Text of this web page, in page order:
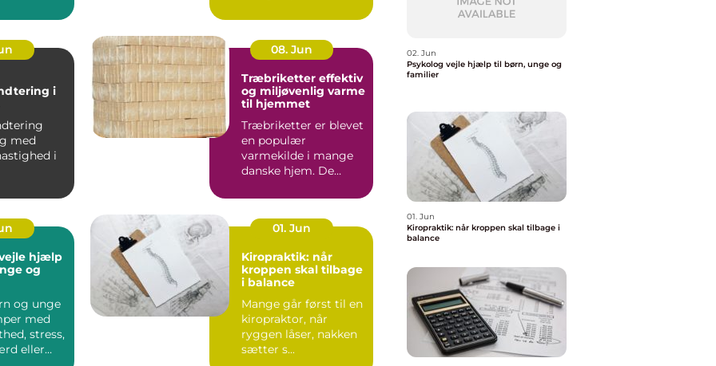
i
med
i
08. Jun
Træbriketter effektiv
og miljøvenlig varme
til hjemmet
Træbriketter er blevet
en populær
varmekilde i mange
danske hjem. De
er nemme...
hjælp
og
og unge
med
stress,
eller
01. Jun
Kiropraktik: når
kroppen skal tilbage
i balance
Mange går først til en
kiropraktor, når
ryggen låser, nakken
sætter s...
02. Jun
Psykolog vejle hjælp til børn, unge og
familier
01. Jun
Kiropraktik: når kroppen skal tilbage i
balance